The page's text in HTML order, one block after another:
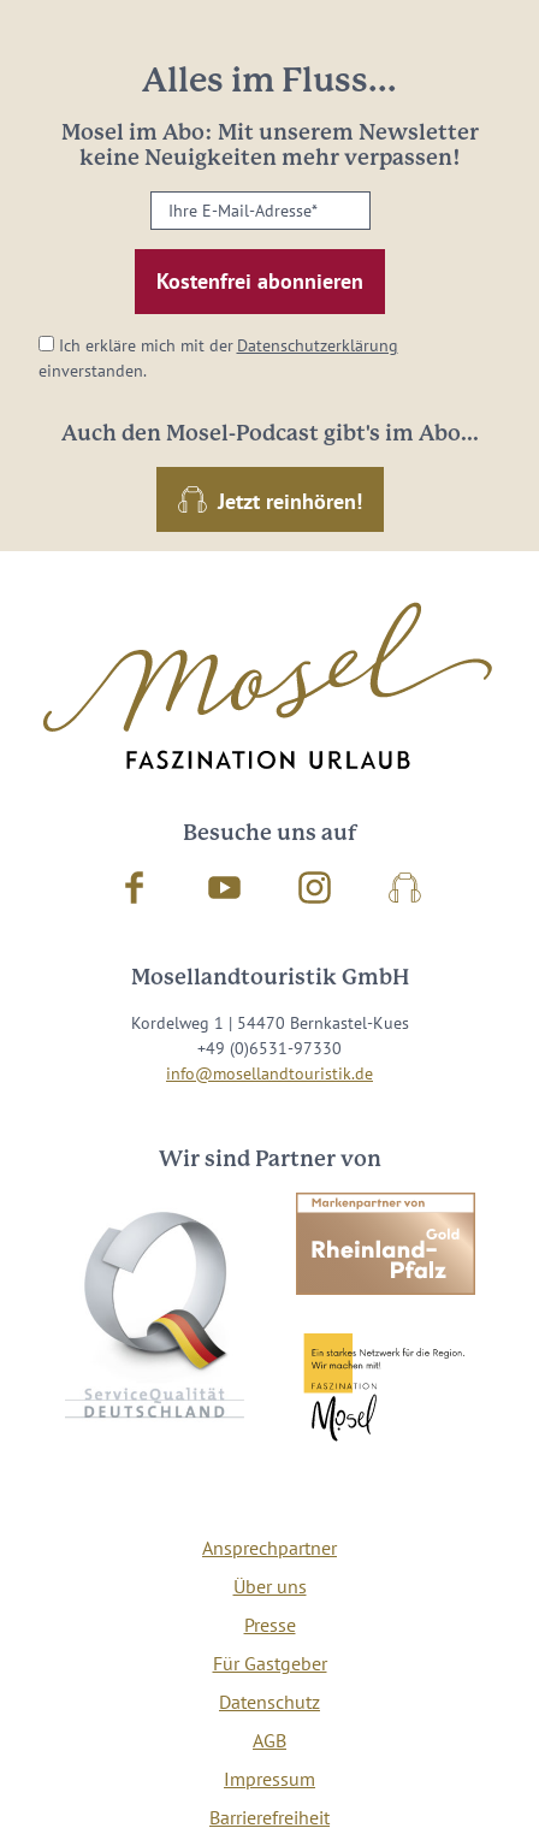
Alles im Fluss...
Mosel im Abo: Mit unserem Newsletter
keine Neuigkeiten mehr verpassen!
Ihre
E-
Mail-
Adresse:
Ich erkläre mich mit der Datenschutzerklärung
einverstanden.
Auch den Mosel-Podcast gibt's im Abo...
Jetzt reinhören!
Besuche uns auf
Facebook Youtube InstagramPodcast
Mosellandtouristik GmbH
Kordelweg 1 | 54470 Bernkastel-Kues
+49 (0)6531-97330
info@mosellandtouristik.de
Wir sind Partner von
Ansprechpartner
Über uns
Presse
Für Gastgeber
Datenschutz
AGB
Impressum
Barrierefreiheit